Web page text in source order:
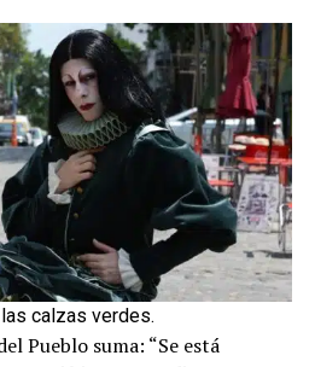
calzas verdes.
Pueblo suma: “Se está